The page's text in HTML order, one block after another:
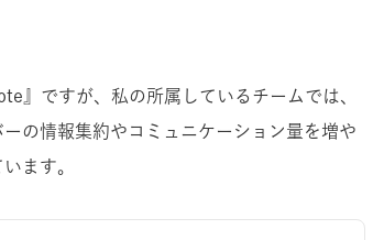
』ですが、私の所属しているチームでは、
の情報集約やコミュニケーション量を増や
ます。